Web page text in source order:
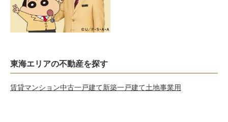
東海エリアの不動産を探す
賃貸マンション中古一戸建て新築一戸建て土地事業用